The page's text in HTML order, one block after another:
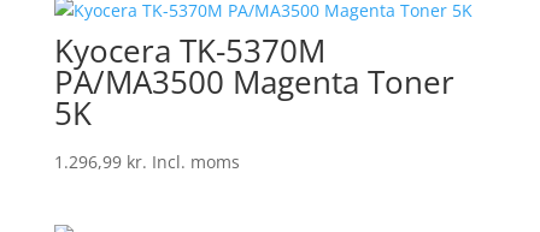
Kyocera TK-5370M
PA/MA3500 Magenta Toner
5K
1.296,99 kr. Incl. moms